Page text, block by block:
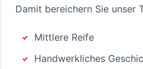
Damit bereichern Sie unser
Mittlere Reife
Handwerkliches